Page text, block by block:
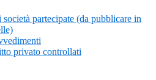
società partecipate (da pubblicare in
privato controllati